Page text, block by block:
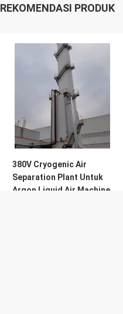
REKOMENDASI PRODUK
380V Cryogenic Air
Separation Plant Untuk
Argon Liquid Air Machine